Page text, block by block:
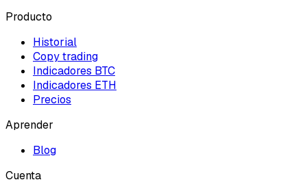
Producto
Historial
Copy trading
Indicadores BTC
Indicadores ETH
Precios
Aprender
Blog
Cuenta